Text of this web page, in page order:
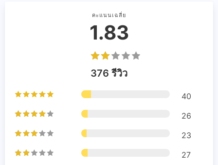
คะแนนเฉลี่ย
1.83
376 รีวิว
40
26
23
27